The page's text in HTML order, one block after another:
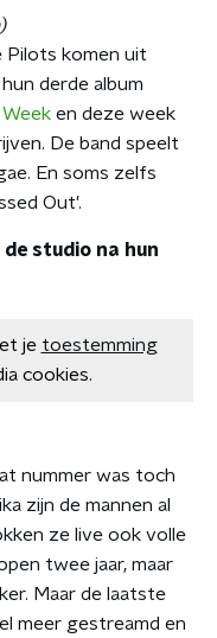
Pilots komen uit
derde album
en deze week
De band speelt
En soms zelfs
Out'.
studio na hun
je toestemming
cookies.
nummer was toch
zijn de mannen al
ze live ook volle
twee jaar, maar
Maar de laatste
meer gestreamd en